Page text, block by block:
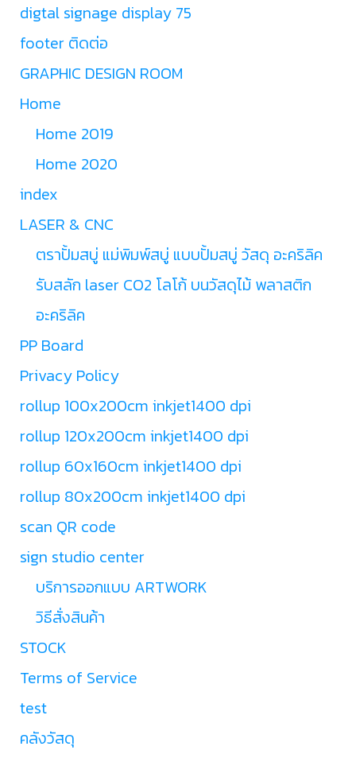
digtal signage display 75
footer ติดต่อ
GRAPHIC DESIGN ROOM
Home
Home 2019
Home 2020
index
LASER & CNC
ตราปั้มสบู่ แม่พิมพ์สบู่ แบบปั้มสบู่ วัสดุ อะคริลิค
รับสลัก laser CO2 โลโก้ บนวัสดุไม้ พลาสติก
อะคริลิค
PP Board
Privacy Policy
rollup 100x200cm inkjet1400 dpi
rollup 120x200cm inkjet1400 dpi
rollup 60x160cm inkjet1400 dpi
rollup 80x200cm inkjet1400 dpi
scan QR code
sign studio center
บริการออกแบบ ARTWORK
วิธีสั่งสินค้า
STOCK
Terms of Service
test
คลังวัสดุ